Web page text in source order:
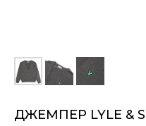
ДЖЕМПЕР LYLE &